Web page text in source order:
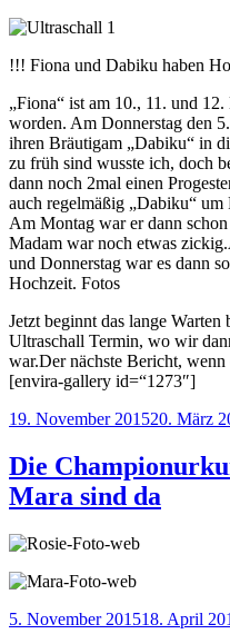
!!! Fiona und Dabiku haben
„Fiona“ ist am 10., 11. und
worden. Am Donnerstag den
ihren Bräutigam „Dabiku“ in
zu früh sind wusste ich, doch
dann noch 2mal einen
auch regelmäßig „Dabiku“
Am Montag war er dann
Madam war noch etwas
und Donnerstag war es dann
Hochzeit. Fotos
Jetzt beginnt das lange
Ultraschall Termin, wo wir
war.Der nächste Bericht,
[envira-gallery id=“1273″]
Veröffentlicht
19. November 201520. März
Die
Mara sind da
Veröffentlicht
5. November 201518. April